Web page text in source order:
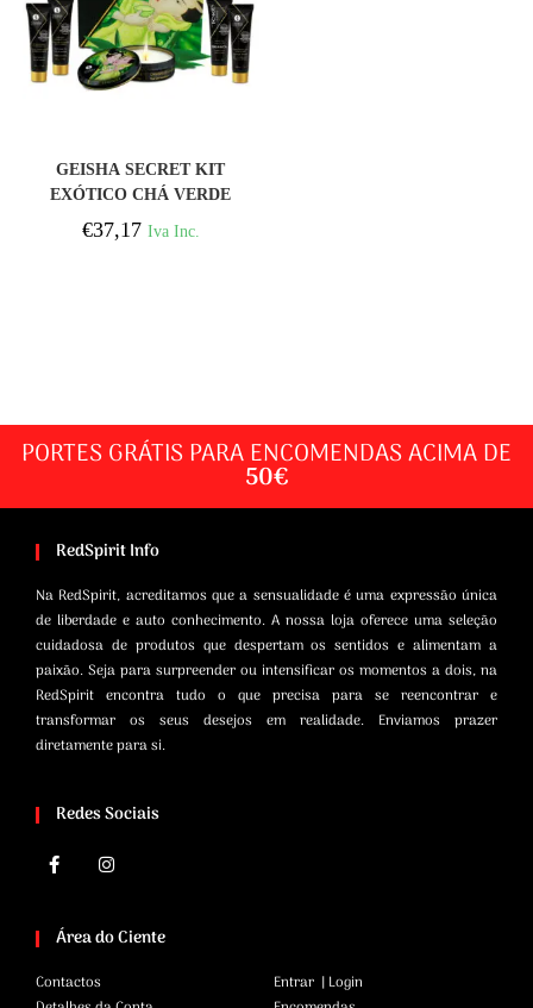
GEISHA SECRET KIT
EXÓTICO CHÁ VERDE
€37,17 Iva Inc.
PORTES GRÁTIS PARA ENCOMENDAS ACIMA DE
50€
RedSpirit Info
Na RedSpirit, acreditamos que a sensualidade é uma expressão única
de liberdade e auto conhecimento. A nossa loja oferece uma seleção
cuidadosa de produtos que despertam os sentidos e alimentam a
paixão. Seja para surpreender ou intensificar os momentos a dois, na
RedSpirit encontra tudo o que precisa para se reencontrar e
transformar os seus desejos em realidade. Enviamos prazer
diretamente para si.
Redes Sociais
Área do Ciente
Contactos
Entrar | Login